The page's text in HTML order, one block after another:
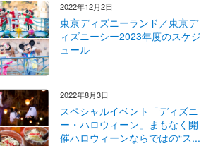
2022年12月2日
東京ディズニーランド／東京デ
ィズニーシー2023年度のスケジ
ュール
2022年8月3日
スペシャルイベント「ディズニ
ー・ハロウィーン」まもなく開
催ハロウィーンならではの“ス...